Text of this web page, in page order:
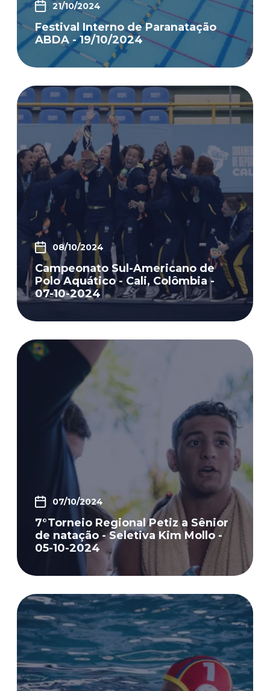
21/10/2024
Festival Interno de Paranatação
ABDA - 19/10/2024
08/10/2024
Campeonato Sul-Americano de
Polo Aquático - Cali, Colômbia -
07-10-2024
07/10/2024
7°Torneio Regional Petiz a Sênior
de natação - Seletiva Kim Mollo -
05-10-2024